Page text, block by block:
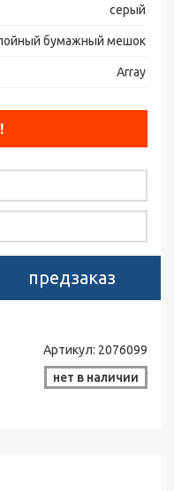
серый
бумажный мешок
Array
предзаказ
Артикул: 2076099
нет в наличии